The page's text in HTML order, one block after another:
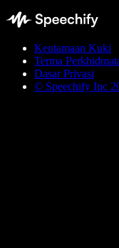
Keutamaan Kuki
Terma
Dasar Privasi
© Speechify Inc